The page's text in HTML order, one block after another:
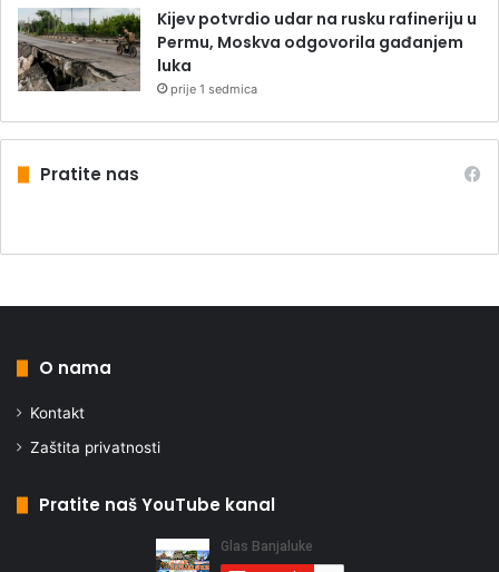
Kijev potvrdio udar na rusku rafineriju u
Permu, Moskva odgovorila gađanjem
luka
prije 1 sedmica
Pratite nas
O nama
Kontakt
Zaštita privatnosti
Pratite naš YouTube kanal